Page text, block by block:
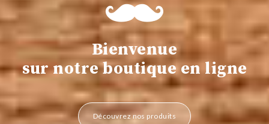
Bienvenue
sur notre boutique en ligne
Découvrez nos produits